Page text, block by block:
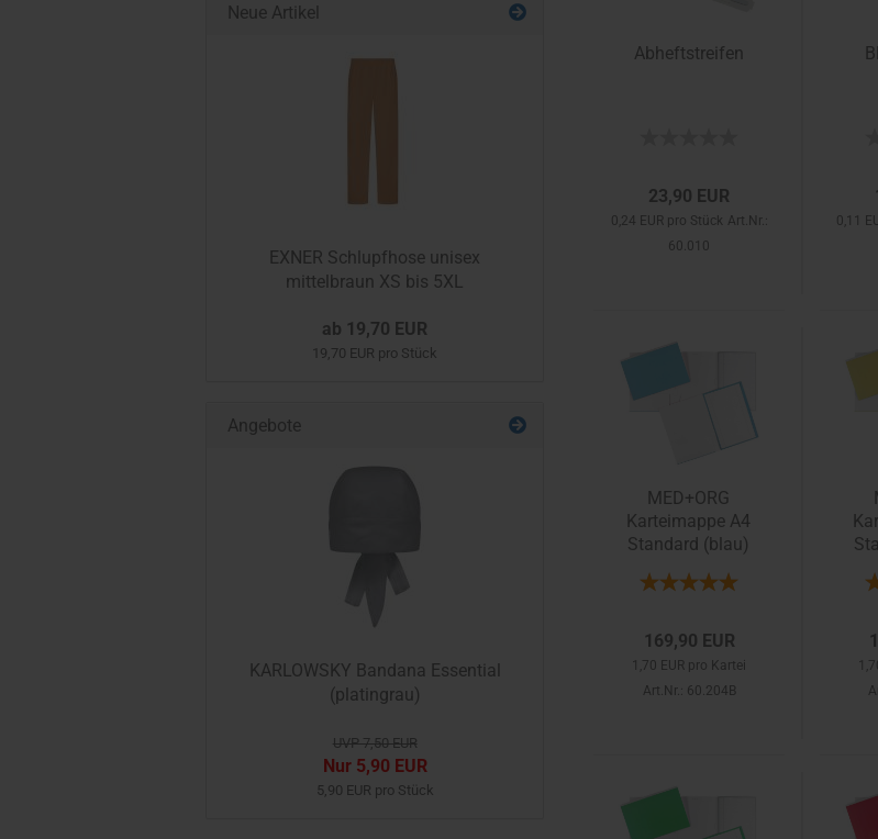
Abheftstreifen
23,90 EUR
0,24 EUR pro Stück Art.Nr.:
60.010
0,11
MED+ORG
Karteimappe A4
Standard (blau)
169,90 EUR
1,70 EUR pro Kartei
Art.Nr.: 60.204B
Neue Artikel
EXNER Schlupfhose unisex
mittelbraun XS bis 5XL
ab 19,70 EUR
19,70 EUR pro Stück
Angebote
KARLOWSKY Bandana Essential
(platingrau)
UVP 7,50 EUR
Nur 5,90 EUR
5,90 EUR pro Stück